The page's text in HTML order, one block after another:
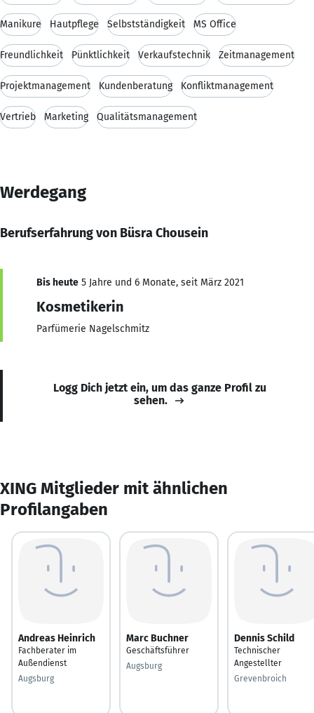
Manikure Hautpflege Selbstständigkeit MS Office
Freundlichkeit Pünktlichkeit Verkaufstechnik Zeitmanagement
Projektmanagement Kundenberatung Konfliktmanagement
Vertrieb Marketing Qualitätsmanagement
Werdegang
Berufserfahrung von Büsra Chousein
Bis heute 5 Jahre und 6 Monate, seit März 2021
Kosmetikerin
Parfümerie Nagelschmitz
Logg Dich jetzt ein, um das ganze Profil zu
sehen.
XING Mitglieder mit ähnlichen
Profilangaben
Andreas Heinrich
Fachberater im
Außendienst
Augsburg
Marc Buchner
Geschäftsführer
Augsburg
Dennis Schild
Technischer
Angestellter
Grevenbroich